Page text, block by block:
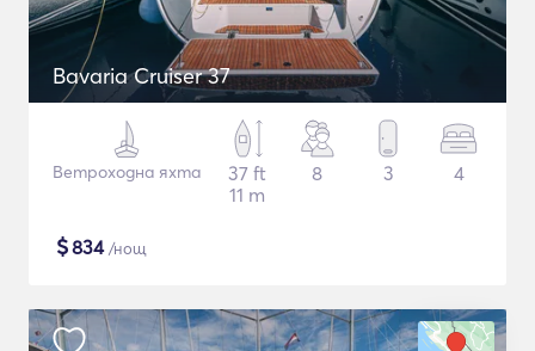
Bavaria Cruiser 37
Ветроходна яхта
37 ft
11 m
8 3 4
$834/нощ